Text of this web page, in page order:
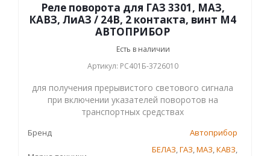
Реле поворота для ГАЗ 3301, МАЗ,
КАВЗ, ЛиАЗ / 24В, 2 контакта, винт М4
АВТОПРИБОР
Есть в наличии
Артикул: РС401Б-3726010
для получения прерывистого светового сигнала
при включении указателей поворотов на
транспортных средствах
Бренд Автоприбор
БЕЛАЗ,ГАЗ,МАЗ,КАВЗ,